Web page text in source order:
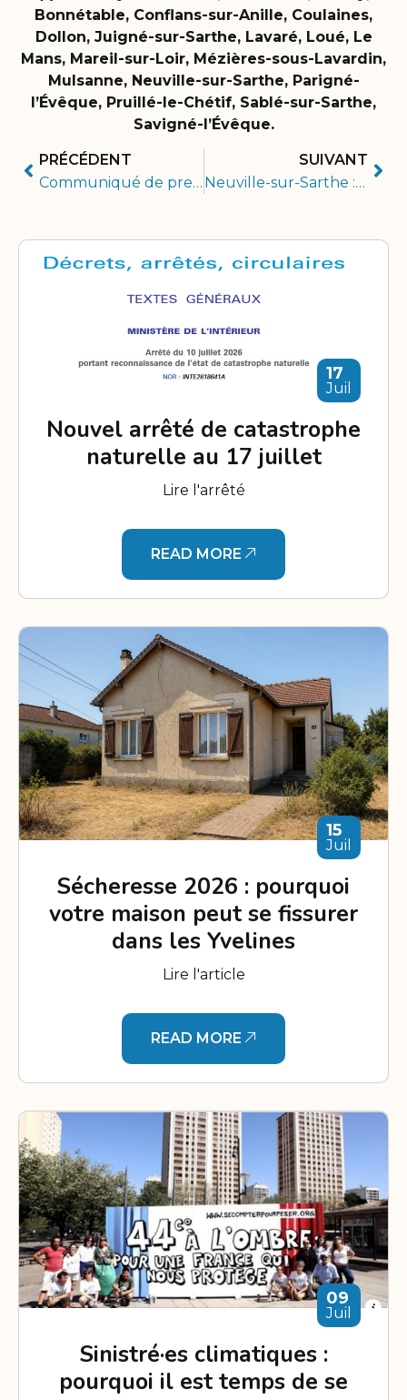
Bonnétable, Conflans-sur-Anille, Coulaines,
Dollon, Juigné-sur-Sarthe, Lavaré, Loué, Le
Mans, Mareil-sur-Loir, Mézières-sous-Lavardin,
Mulsanne, Neuville-sur-Sarthe, Parigné-
l’Évêque, Pruillé-le-Chétif, Sablé-sur-Sarthe,
Savigné-l’Évêque.
PRÉCÉDENT
Communiqué de presse 30/09/2019
SUIVANT
Neuville-sur-Sarthe : une maison fissurée par la sécheresse
17
Juil
Nouvel arrêté de catastrophe
naturelle au 17 juillet
Lire l'arrêté
READ MORE
15
Juil
Sécheresse 2026 : pourquoi
votre maison peut se fissurer
dans les Yvelines
Lire l'article
READ MORE
09
Juil
Sinistré·es climatiques :
pourquoi il est temps de se